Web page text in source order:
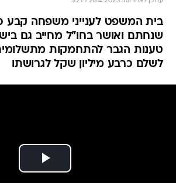
בית המשפט לענייני משפחה קבע
שנחתם ואושר בחו"ל מחייב גם
טענות הגבר להתחמקות
לשלם כרבע מיליון שקל לגרושתו